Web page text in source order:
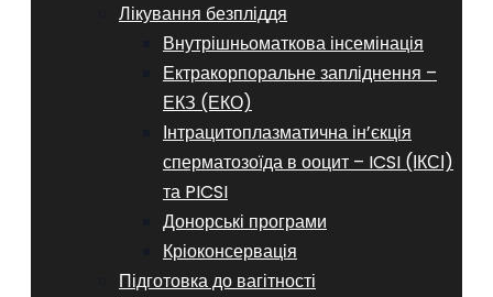
Лікування безпліддя
Внутрішньоматкова інсемінація
Ектракорпоральне запліднення –
ЕКЗ (ЕКО)
Інтрацитоплазматична ін’єкція
сперматозоїда в ооцит – ICSI (ІКСІ)
та PICSI
Донорські програми
Кріоконсервація
Підготовка до вагітності